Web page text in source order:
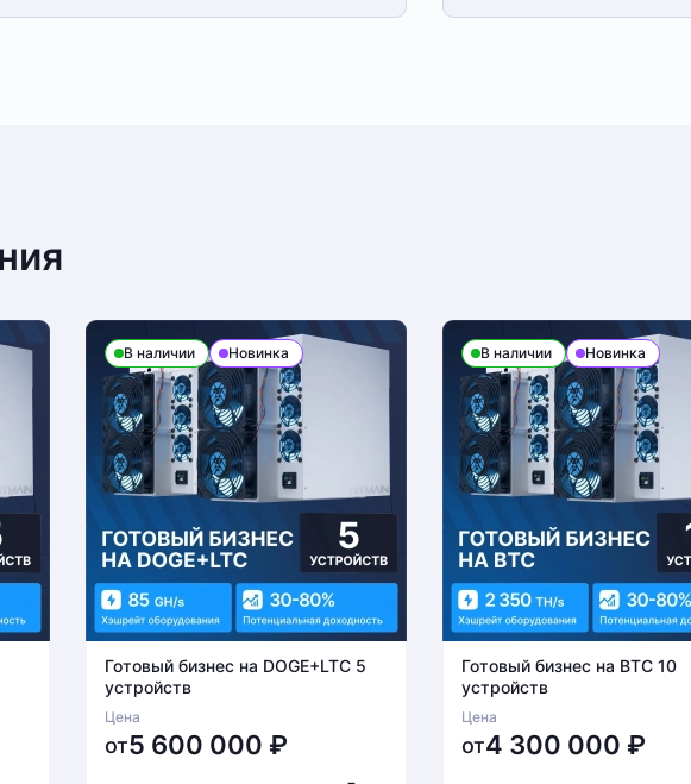
В наличии Новинка
Готовый бизнес на DOGE+LTC 5
устройств
Цена
от5 600 000 ₽
В наличии Новинка
Готовый бизнес на BTC 10
устройств
Цена
от4 300 000 ₽